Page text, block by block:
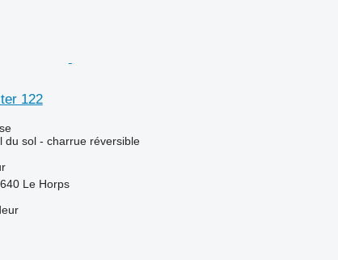
122
du sol - charrue réversible
Le Horps